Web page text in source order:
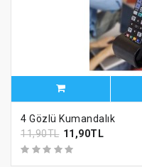
4 Gözlü Kumandalık
11,90TL 11,90TL